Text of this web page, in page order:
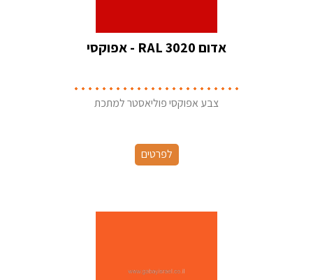
אדום RAL 3020 - אפוקסי
צבע אפוקסי פוליאסטר למתכת
לפרטים